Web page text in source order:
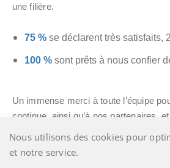
Nous utilisons des cookies pour
et notre service.
une filière.
75 %se déclarent très satisfaits,
100 %sont prêts à nous confier
Un immense merci à toute l’équipe
continue, ainsi qu’à nos partenaires,
pour leur confiance renouvelée.
Pour
nos actualités et nos évènements,